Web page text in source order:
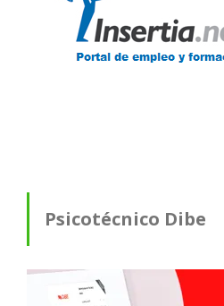
Psicotécnico Dibe